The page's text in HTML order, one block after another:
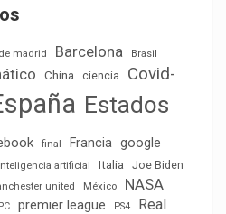
madrid Barcelona
Brasil
China ciencia
Covid-
Estados
final Francia google
artificial Italia Joe Biden
united México NASA
PC premier league PS4
Real